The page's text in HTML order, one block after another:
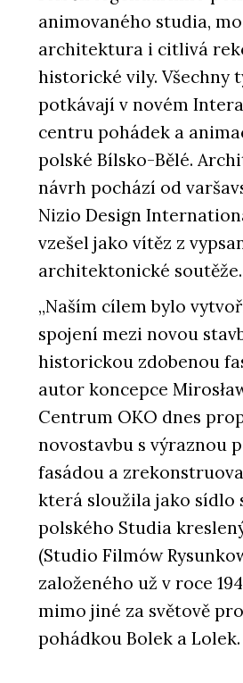
animovaného studia,
architektura i citlivá
historické vily. Všechny
potkávají v novém
centru pohádek a
polské Bílsko-Bělé.
návrh pochází od
Nizio Design
vzešel jako vítěz z
architektonické soutěže.
„Naším cílem bylo
spojení mezi novou
historickou zdobenou
autor koncepce
Centrum OKO dnes
novostavbu s výraznou
fasádou a
která sloužila jako sídlo
polského Studia
(Studio Filmów
založeného už v roce
mimo jiné za světově
pohádkou Bolek a Lolek.